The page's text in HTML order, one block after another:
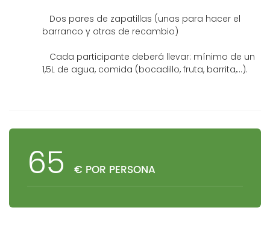
Dos pares de zapatillas (unas para hacer el
barranco y otras de recambio)
Cada participante deberá llevar: mínimo de un
1,5L de agua, comida (bocadillo, fruta, barrita,...).
65 € POR PERSONA